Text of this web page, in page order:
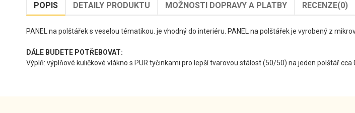
POPIS DETAILY PRODUKTU MOŽNOSTI DOPRAVY A PLATBY RECENZE(0)
PANEL na polštářek s veselou tématikou. je vhodný do interiéru. PANEL na polštářek je vyrobený z
DÁLE BUDETE POTŘEBOVAT:
Výplň: výplňové kuličkové vlákno s PUR tyčinkami pro lepší tvarovou stálost (50/50) na jeden polštář